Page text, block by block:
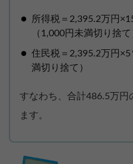
所得税＝2,395.2万円
（1,000円未満切り捨て
住民税＝2,395.2万円
満切り捨て）
すなわち、合計486.5万円
ます。